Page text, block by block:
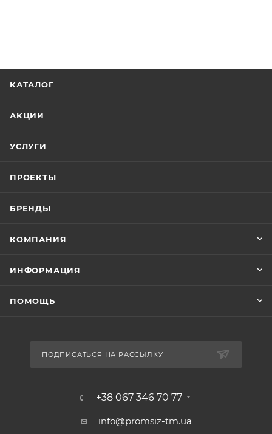
КАТАЛОГ
АКЦИИ
УСЛУГИ
ПРОЕКТЫ
БРЕНДЫ
КОМПАНИЯ
ИНФОРМАЦИЯ
ПОМОЩЬ
ПОДПИСАТЬСЯ НА РАССЫЛКУ
+38 067 346 70 77
info@promsiz-tm.ua